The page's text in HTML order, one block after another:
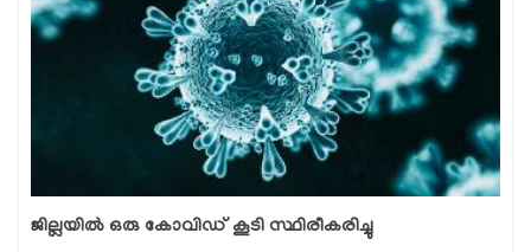
ജില്ലയില്‍ ഒരു കോവിഡ് കൂടി സ്ഥിരീകരിച്ചു